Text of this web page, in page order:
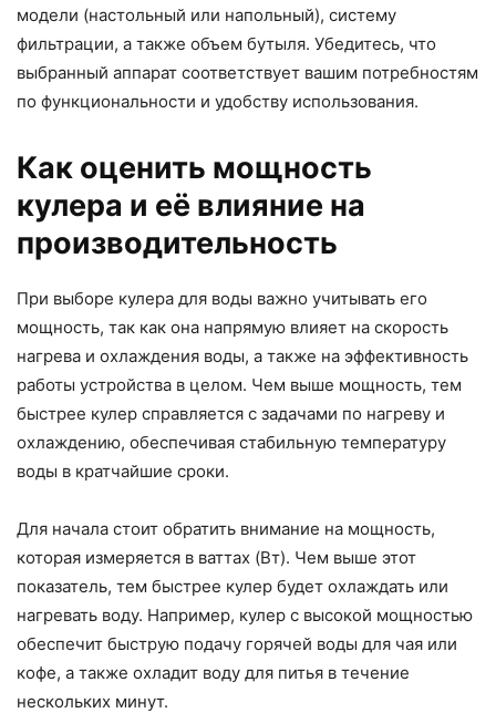
модели (настольный или напольный), систему
фильтрации, а также объем бутыля. Убедитесь, что
выбранный аппарат соответствует вашим потребностям
по функциональности и удобству использования.
Как оценить мощность
кулера и её влияние на
производительность
При выборе кулера для воды важно учитывать его
мощность, так как она напрямую влияет на скорость
нагрева и охлаждения воды, а также на эффективность
работы устройства в целом. Чем выше мощность, тем
быстрее кулер справляется с задачами по нагреву и
охлаждению, обеспечивая стабильную температуру
воды в кратчайшие сроки.
Для начала стоит обратить внимание на мощность,
которая измеряется в ваттах (Вт). Чем выше этот
показатель, тем быстрее кулер будет охлаждать или
нагревать воду. Например, кулер с высокой мощностью
обеспечит быструю подачу горячей воды для чая или
кофе, а также охладит воду для питья в течение
нескольких минут.